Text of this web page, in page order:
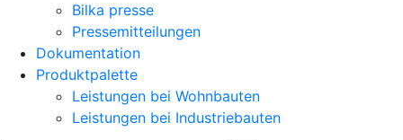
Bilka presse
Pressemitteilungen
Dokumentation
Produktpalette
Leistungen bei Wohnbauten
Leistungen bei Industriebauten